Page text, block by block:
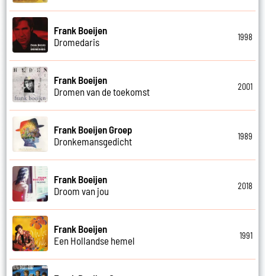
Frank Boeijen
Dromedaris
1998
Frank Boeijen
Dromen van de toekomst
2001
Frank Boeijen Groep
Dronkemansgedicht
1989
Frank Boeijen
Droom van jou
2018
Frank Boeijen
Een Hollandse hemel
1991